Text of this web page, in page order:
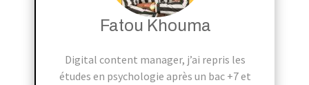
Fatou Khouma
Digital content manager, j’ai repris les
études en psychologie après un bac +7 et